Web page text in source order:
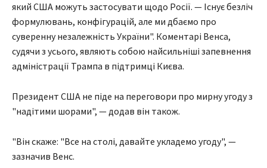
який США можуть застосувати щодо Росії. — Існує безліч
формулювань, конфігурацій, але ми дбаємо про
суверенну незалежність України". Коментарі Венса,
судячи з усього, являють собою найсильніші запевнення
адміністрації Трампа в підтримці Києва.
Президент США не піде на переговори про мирну угоду з
"надітими шорами", — додав він також.
"Він скаже: "Все на столі, давайте укладемо угоду", —
зазначив Венс.